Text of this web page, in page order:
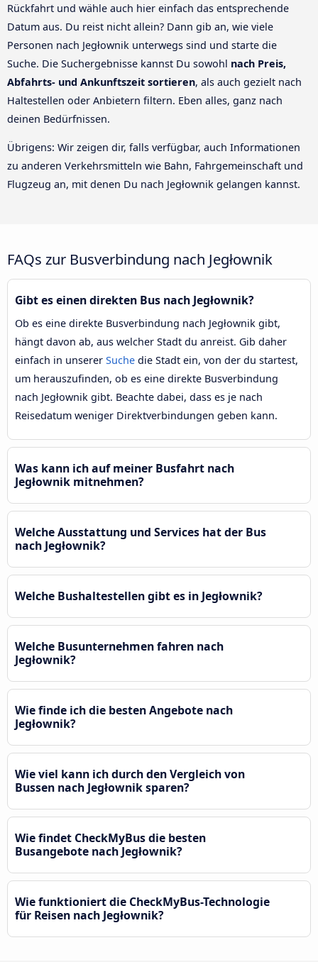
Rückfahrt und wähle auch hier einfach das entsprechende
Datum aus. Du reist nicht allein? Dann gib an, wie viele
Personen nach Jegłownik unterwegs sind und starte die
Suche. Die Suchergebnisse kannst Du sowohl nach Preis,
Abfahrts- und Ankunftszeit sortieren, als auch gezielt nach
Haltestellen oder Anbietern filtern. Eben alles, ganz nach
deinen Bedürfnissen.
Übrigens: Wir zeigen dir, falls verfügbar, auch Informationen
zu anderen Verkehrsmitteln wie Bahn, Fahrgemeinschaft und
Flugzeug an, mit denen Du nach Jegłownik gelangen kannst.
FAQs zur Busverbindung nach Jegłownik
Gibt es einen direkten Bus nach Jegłownik?
Ob es eine direkte Busverbindung nach Jegłownik gibt,
hängt davon ab, aus welcher Stadt du anreist. Gib daher
einfach in unserer Suche die Stadt ein, von der du startest,
um herauszufinden, ob es eine direkte Busverbindung
nach Jegłownik gibt. Beachte dabei, dass es je nach
Reisedatum weniger Direktverbindungen geben kann.
Was kann ich auf meiner Busfahrt nach
Jegłownik mitnehmen?
Welche Ausstattung und Services hat der Bus
nach Jegłownik?
Welche Bushaltestellen gibt es in Jegłownik?
Welche Busunternehmen fahren nach
Jegłownik?
Wie finde ich die besten Angebote nach
Jegłownik?
Wie viel kann ich durch den Vergleich von
Bussen nach Jegłownik sparen?
Wie findet CheckMyBus die besten
Busangebote nach Jegłownik?
Wie funktioniert die CheckMyBus-Technologie
für Reisen nach Jegłownik?